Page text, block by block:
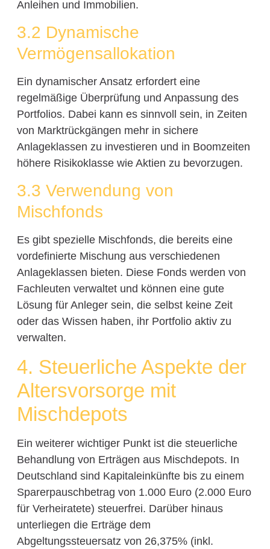
Anleihen und Immobilien.
3.2 Dynamische
Vermögensallokation
Ein dynamischer Ansatz erfordert eine
regelmäßige Überprüfung und Anpassung des
Portfolios. Dabei kann es sinnvoll sein, in Zeiten
von Marktrückgängen mehr in sichere
Anlageklassen zu investieren und in Boomzeiten
höhere Risikoklasse wie Aktien zu bevorzugen.
3.3 Verwendung von
Mischfonds
Es gibt spezielle Mischfonds, die bereits eine
vordefinierte Mischung aus verschiedenen
Anlageklassen bieten. Diese Fonds werden von
Fachleuten verwaltet und können eine gute
Lösung für Anleger sein, die selbst keine Zeit
oder das Wissen haben, ihr Portfolio aktiv zu
verwalten.
4. Steuerliche Aspekte der
Altersvorsorge mit
Mischdepots
Ein weiterer wichtiger Punkt ist die steuerliche
Behandlung von Erträgen aus Mischdepots. In
Deutschland sind Kapitaleinkünfte bis zu einem
Sparerpauschbetrag von 1.000 Euro (2.000 Euro
für Verheiratete) steuerfrei. Darüber hinaus
unterliegen die Erträge dem
Abgeltungssteuersatz von 26,375% (inkl.